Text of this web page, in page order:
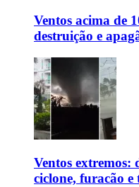
Ventos acima de
destruição e
Ventos extremos:
ciclone, furacão e